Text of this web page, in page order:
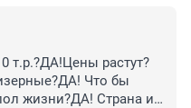
т.р.?ДА!Цены растут?
Что бы
жизни?ДА! Страна и